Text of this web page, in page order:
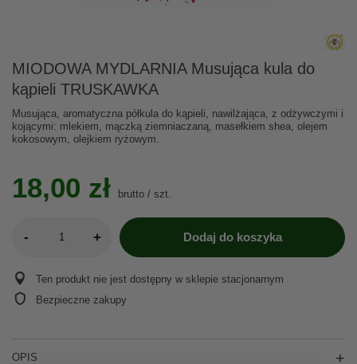
MIODOWA MYDLARNIA Musująca kula do
kąpieli TRUSKAWKA
Musująca, aromatyczna półkula do kąpieli, nawilżająca, z odżywczymi i
kojącymi: mlekiem, mączką ziemniaczaną, masełkiem shea, olejem
kokosowym, olejkiem ryżowym.
18,00 zł brutto / szt.
- + Dodaj do koszyka
Ten produkt nie jest dostępny w sklepie stacjonarnym
Bezpieczne zakupy
OPIS